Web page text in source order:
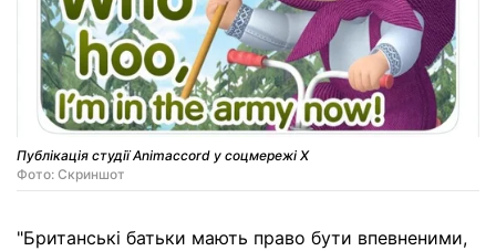
Публікація студії Animaccord у соцмережі X
Фото: Скриншот
"Британські батьки мають право бути впевненими,